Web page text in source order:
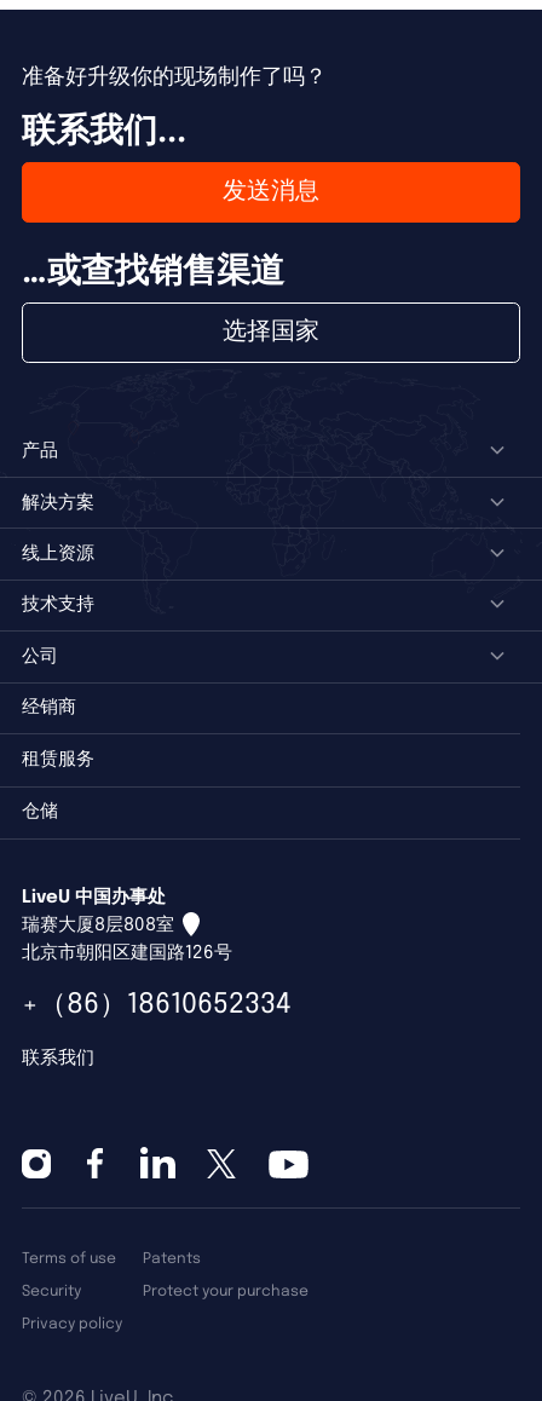
准备好升级你的现场制作了吗？
联系我们...
发送消息
…或查找销售渠道
选择国家
产品
解决方案
线上资源
技术支持
公司
经销商
租赁服务
仓储
LiveU 中国办事处
瑞赛大厦8层808室
北京市朝阳区建国路126号
+（86）18610652334
联系我们
Terms of use
Security
Privacy policy
Patents
Protect your purchase